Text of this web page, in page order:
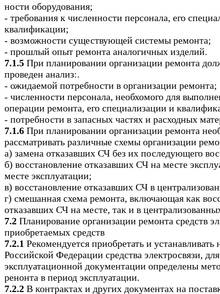
ности оборудования;
- требования к численности персонала, его
квалификации;
- возможности существующей системы ремонта;
- прошлый опыт ремонта аналогичных изделий.
7.1.5 При планировании организации ремонта
проведен анализ:.
- ожидаемой потребности в организации ремонта;
- численности персонала, необхомого для
операции ремонта, его специализации и
- потребности в запасных частях и расходных
7.1.6 При планировании организации ремонта
рассматривать различные схемы организации
а) замена отказавших СЧ без их последующего
б) восстановление отказавших СЧ на месте
месте эксплуатации;
в) восстановление отказавших СЧ в
г) смешанная схема ремонта, включающая как
отказавших СЧ на месте, так и в
7.2 Планирование организации ремонта средств
приобретаемых средств
7.2.1 Рекомендуется приобретать и устанавливать
Российской Федерации средства электросвязи,
эксплуатационной документации определены
ренонта в период эксплуатации.
7.2.2 В контрактах и других документах на